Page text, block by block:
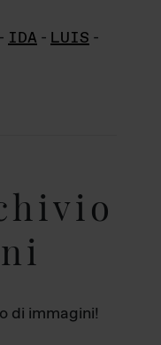
- IDA - LUIS -
di immagini!